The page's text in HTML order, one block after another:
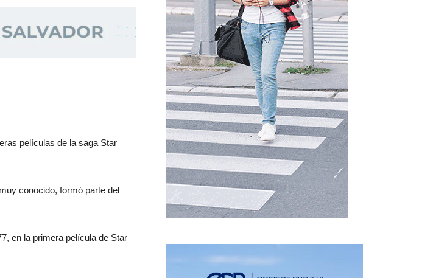
películas de la saga Star
conocido, formó parte del
en la primera película de Star